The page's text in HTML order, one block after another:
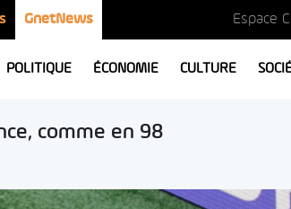
GnetNews Espace
POLITIQUE ÉCONOMIE CULTURE
comme en 98